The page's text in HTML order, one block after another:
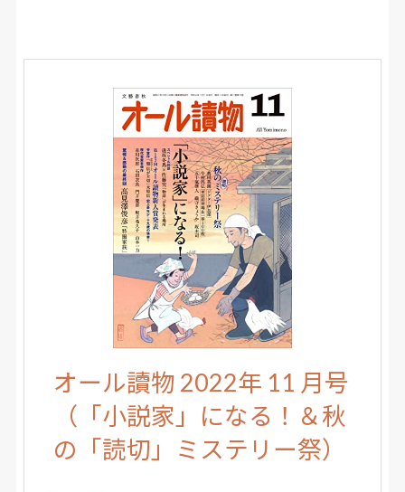
オール讀物 2022年 11 月号
（「小説家」になる！＆秋
の「読切」ミステリー祭）